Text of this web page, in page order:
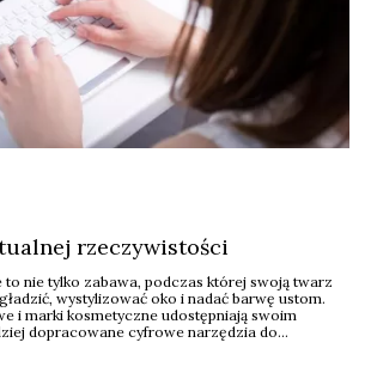
rzeczywistości
to nie tylko zabawa, podczas której swoją twarz
wystylizować oko i nadać barwę ustom.
i marki kosmetyczne udostępniają swoim
dopracowane cyfrowe narzędzia do